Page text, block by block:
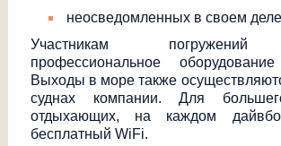
неосведомленных в своем деле
Участникам погружений
профессиональное
Выходы в море также
суднах компании. Для
отдыхающих, на каждом
бесплатный WiFi.